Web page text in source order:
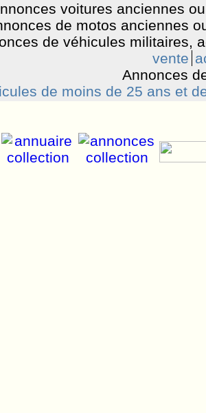
voitures anciennes
de motos anciennes
de véhicules militaires,
vente
Annonces
de moins de 25 ans et